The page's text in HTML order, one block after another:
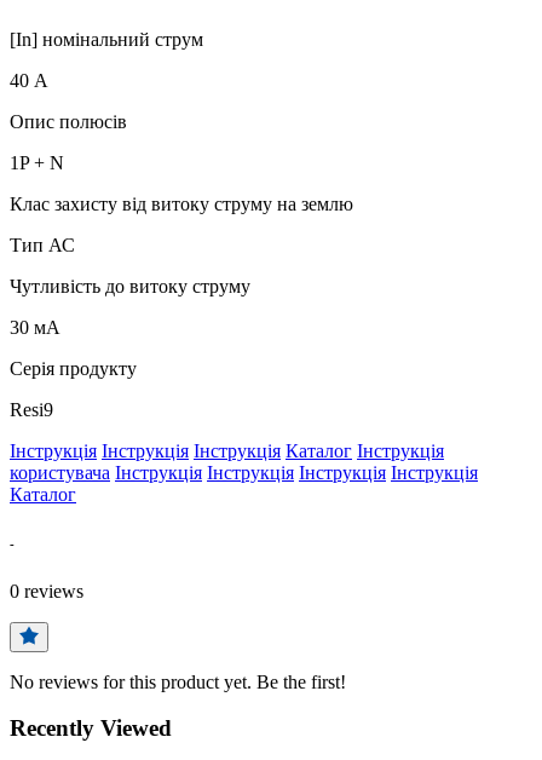
[In] номінальний струм
40 А
Опис полюсів
1P + N
Клас захисту від витоку струму на землю
Тип АС
Чутливість до витоку струму
30 мА
Серія продукту
Resi9
Інструкція Інструкція Інструкція Каталог Інструкція
користувача Інструкція Інструкція Інструкція Інструкція
Каталог
-
0 reviews
No reviews for this product yet. Be the first!
Recently Viewed